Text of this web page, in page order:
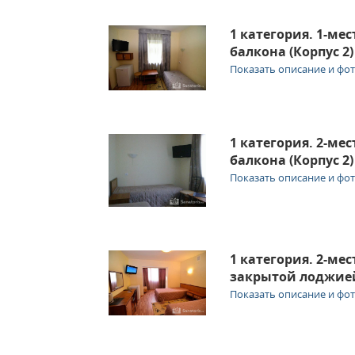
1 категория. 1-
балкона (Корпус 2)
Показать описание и
1 категория. 2-
балкона (Корпус 2)
Показать описание и
1 категория. 2-
закрытой
Показать описание и